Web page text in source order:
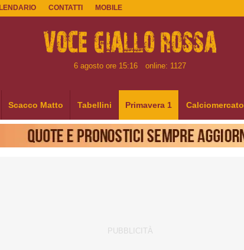
CONTATTI MOBILE
6 agosto ore 15:16 online: 1127
Scacco Matto Tabellini Primavera 1 Calciomercato